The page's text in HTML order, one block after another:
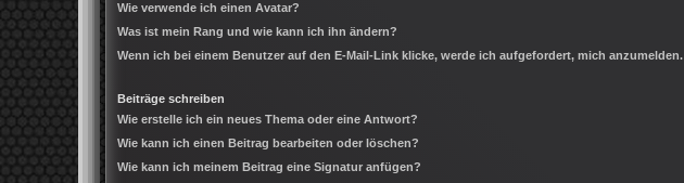
Wie verwende ich einen Avatar?
Was ist mein Rang und wie kann ich ihn ändern?
Wenn ich bei einem Benutzer auf den E-Mail-Link klicke, werde ich aufgefordert, mich anzumelden.
Beiträge schreiben
Wie erstelle ich ein neues Thema oder eine Antwort?
Wie kann ich einen Beitrag bearbeiten oder löschen?
Wie kann ich meinem Beitrag eine Signatur anfügen?